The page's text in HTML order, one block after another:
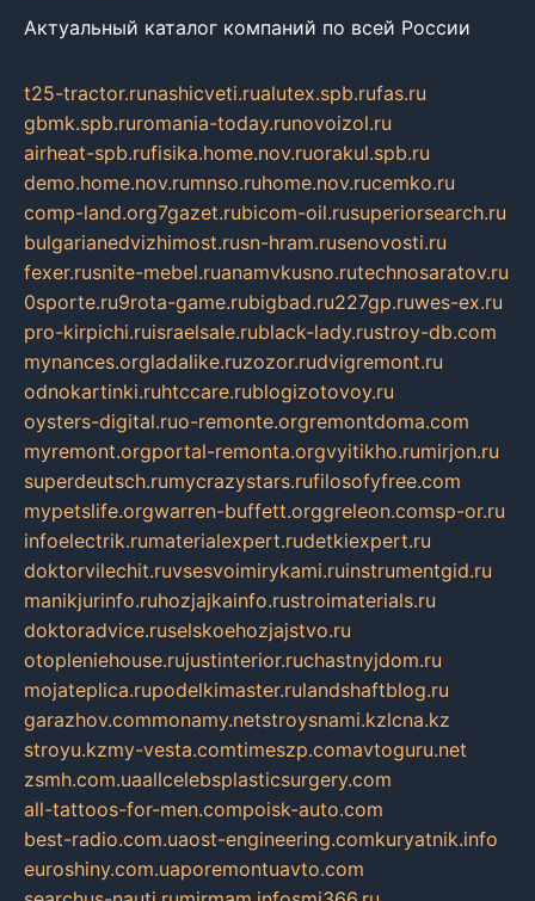
Актуальный каталог компаний по всей России
t25-tractor.runashicveti.rualutex.spb.rufas.ru
gbmk.spb.ruromania-today.runovoizol.ru
airheat-spb.rufisika.home.nov.ruorakul.spb.ru
demo.home.nov.rumnso.ruhome.nov.rucemko.ru
comp-land.org7gazet.rubicom-oil.rusuperiorsearch.ru
bulgarianedvizhimost.rusn-hram.rusenovosti.ru
fexer.rusnite-mebel.ruanamvkusno.rutechnosaratov.ru
0sporte.ru9rota-game.rubigbad.ru227gp.ruwes-ex.ru
pro-kirpichi.ruisraelsale.rublack-lady.rustroy-db.com
mynances.orgladalike.ruzozor.rudvigremont.ru
odnokartinki.ruhtccare.rublogizotovoy.ru
oysters-digital.ruo-remonte.orgremontdoma.com
myremont.orgportal-remonta.orgvyitikho.rumirjon.ru
superdeutsch.rumycrazystars.rufilosofyfree.com
mypetslife.orgwarren-buffett.orggreleon.comsp-or.ru
infoelectrik.rumaterialexpert.rudetkiexpert.ru
doktorvilechit.ruvsesvoimirykami.ruinstrumentgid.ru
manikjurinfo.ruhozjajkainfo.rustroimaterials.ru
doktoradvice.ruselskoehozjajstvo.ru
otopleniehouse.rujustinterior.ruchastnyjdom.ru
mojateplica.rupodelkimaster.rulandshaftblog.ru
garazhov.commonamy.netstroysnami.kzlcna.kz
stroyu.kzmy-vesta.comtimeszp.comavtoguru.net
zsmh.com.uaallcelebsplasticsurgery.com
all-tattoos-for-men.compoisk-auto.com
best-radio.com.uaost-engineering.comkuryatnik.info
euroshiny.com.uaporemontuavto.com